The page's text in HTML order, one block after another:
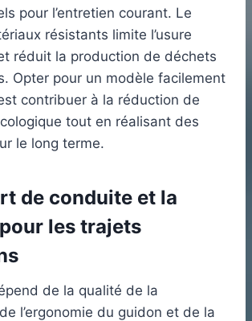
pour l’entretien courant. Le
résistants limite l’usure
réduit la production de déchets
Opter pour un modèle facilement
contribuer à la réduction de
tout en réalisant des
le long terme.
de conduite et la
les trajets
de la qualité de la
l’ergonomie du guidon et de la